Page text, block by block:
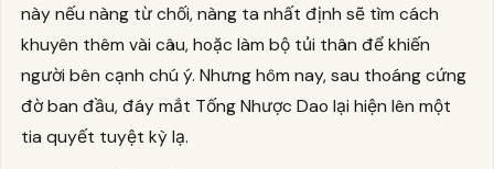
này nếu nàng từ chối, nàng ta nhất định sẽ tìm cách
khuyên thêm vài câu, hoặc làm bộ tủi thân để khiến
người bên cạnh chú ý. Nhưng hôm nay, sau thoáng cứng
đờ ban đầu, đáy mắt Tống Nhược Dao lại hiện lên một
tia quyết tuyệt kỳ lạ.